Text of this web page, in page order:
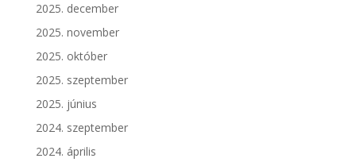
2025. december
2025. november
2025. október
2025. szeptember
2025. június
2024. szeptember
2024. április